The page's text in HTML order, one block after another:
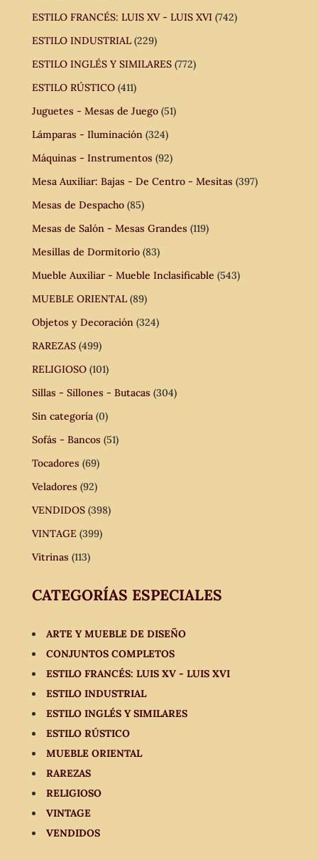
ESTILO FRANCÉS: LUIS XV - LUIS XVI (742)
ESTILO INDUSTRIAL (229)
ESTILO INGLÉS Y SIMILARES (772)
ESTILO RÚSTICO (411)
Juguetes - Mesas de Juego (51)
Lámparas - Iluminación (324)
Máquinas - Instrumentos (92)
Mesa Auxiliar: Bajas - De Centro - Mesitas (397)
Mesas de Despacho (85)
Mesas de Salón - Mesas Grandes (119)
Mesillas de Dormitorio (83)
Mueble Auxiliar - Mueble Inclasificable (543)
MUEBLE ORIENTAL (89)
Objetos y Decoración (324)
RAREZAS (499)
RELIGIOSO (101)
Sillas - Sillones - Butacas (304)
Sin categoría (0)
Sofás - Bancos (51)
Tocadores (69)
Veladores (92)
VENDIDOS (398)
VINTAGE (399)
Vitrinas (113)
CATEGORÍAS ESPECIALES
ARTE Y MUEBLE DE DISEÑO
CONJUNTOS COMPLETOS
ESTILO FRANCÉS: LUIS XV - LUIS XVI
ESTILO INDUSTRIAL
ESTILO INGLÉS Y SIMILARES
ESTILO RÚSTICO
MUEBLE ORIENTAL
RAREZAS
RELIGIOSO
VINTAGE
VENDIDOS